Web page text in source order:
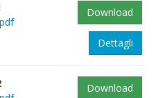
Download
Dettagli
Download